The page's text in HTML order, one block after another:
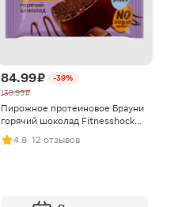
84.99 ₽
-39%
139.99 ₽
Пирожное протеиновое Брауни
горячий шоколад Fitnesshock
50г
4.8· 12 отзывов